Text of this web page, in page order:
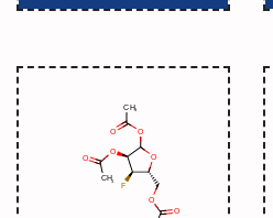
酰基-D-呋喃核糖